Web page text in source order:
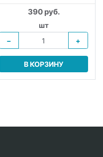
390 руб.
шт
−
+
В КОРЗИНУ